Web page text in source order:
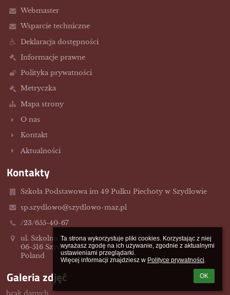
Ta strona wykorzystuje pliki cookies. Korzystając z niej
wyrażasz zgodę na ich używanie, zgodnie z aktualnymi
ustawieniami przeglądarki.
Więcej informacji znajdziesz w Polityce prywatności.
OK
Webmaster
Wsparcie techniczne
Deklaracja dostępności
Informacje prawne
Polityka prywatności
Metryczka
Mapa strony
O nas
Kontakt
Aktualności
Kontakty
Szkoła Podstawowa im 49 Pułku Piechoty w Szydłowie
sp.szydlowo@szydlowo-maz.pl
/23/655-40-67
ul. Szkolna 2
06-516 Szydłowo,
Poland
Galeria zdjęć